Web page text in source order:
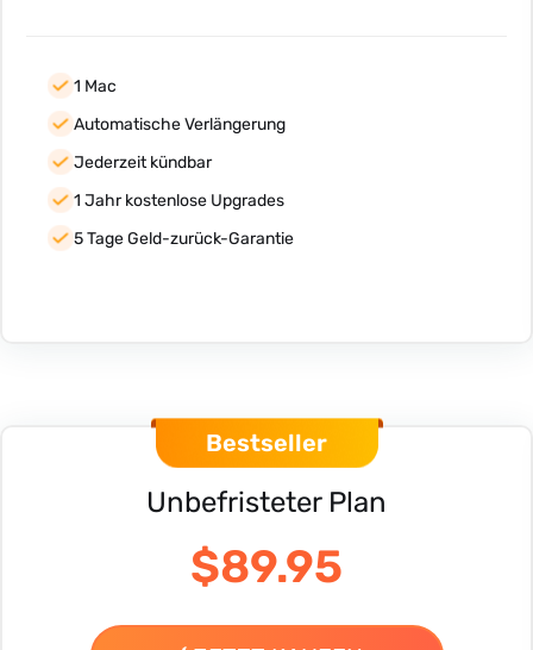
1 Mac
Automatische Verlängerung
Jederzeit kündbar
1 Jahr kostenlose Upgrades
5 Tage Geld-zurück-Garantie
Bestseller
Unbefristeter Plan
$89.95